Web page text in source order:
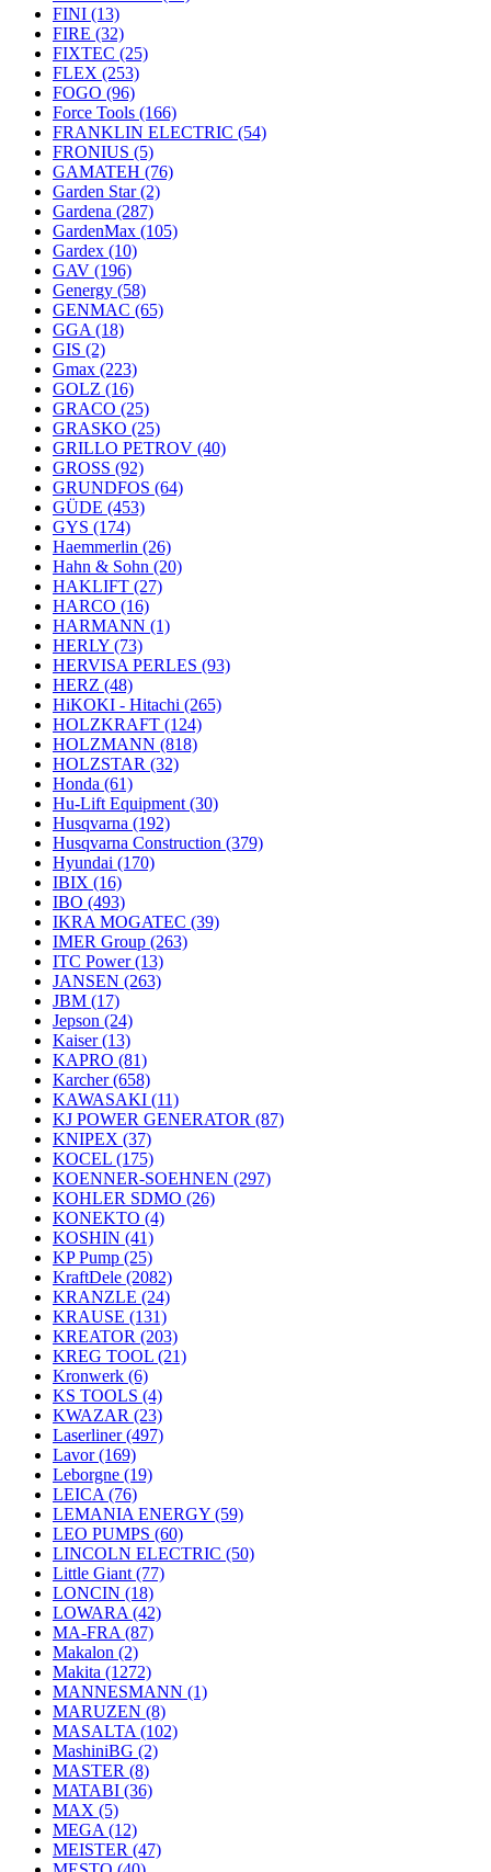
FINI (13)
FIRE (32)
FIXTEC (25)
FLEX (253)
FOGO (96)
Force Tools (166)
FRANKLIN ELECTRIC (54)
FRONIUS (5)
GAMATEH (76)
Garden Star(2)
Gardena (287)
GardenMax (105)
Gardex (10)
GAV (196)
Genergy (58)
GENMAC (65)
GGA (18)
GIS (2)
Gmax (223)
GOLZ (16)
GRACO (25)
GRASKO (25)
GRILLO PETROV (40)
GROSS (92)
GRUNDFOS (64)
GÜDE (453)
GYS (174)
Haemmerlin (26)
Hahn & Sohn (20)
HAKLIFT (27)
HARCO (16)
HARMANN (1)
HERLY (73)
HERVISA PERLES (93)
HERZ (48)
HiKOKI - Hitachi (265)
HOLZKRAFT (124)
HOLZMANN (818)
HOLZSTAR (32)
Honda (61)
Hu-Lift Equipment (30)
Husqvarna (192)
Husqvarna Construction (379)
Hyundai (170)
IBIX (16)
IBO (493)
IKRA MOGATEC (39)
IMER Group (263)
ITC Power(13)
JANSEN (263)
JBM (17)
Jepson (24)
Kaiser(13)
KAPRO (81)
Karcher(658)
KAWASAKI (11)
KJ POWER GENERATOR (87)
KNIPEX (37)
KOCEL (175)
KOENNER-SOEHNEN (297)
KOHLER SDMO (26)
KONEKTO (4)
KOSHIN (41)
KP Pump (25)
KraftDele (2082)
KRANZLE (24)
KRAUSE (131)
KREATOR (203)
KREG TOOL (21)
Kronwerk (6)
KS TOOLS (4)
KWAZAR (23)
Laserliner(497)
Lavor(169)
Leborgne (19)
LEICA (76)
LEMANIA ENERGY (59)
LEO PUMPS (60)
LINCOLN ELECTRIC (50)
Little Giant (77)
LONCIN (18)
LOWARA (42)
MA-FRA (87)
Makalon (2)
Makita (1272)
MANNESMANN (1)
MARUZEN (8)
MASALTA (102)
MashiniBG (2)
MASTER (8)
MATABI (36)
MAX (5)
MEGA (12)
MEISTER (47)